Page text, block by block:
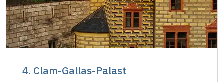
4. Clam-Gallas-Palast